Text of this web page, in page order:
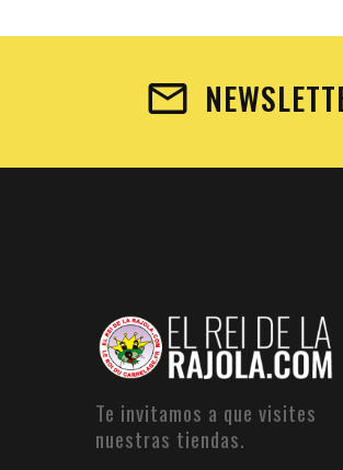
Te invitamos a que visites
nuestras tiendas.